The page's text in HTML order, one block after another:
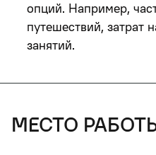
опций. Например,
путешествий, затрат
занятий.
место